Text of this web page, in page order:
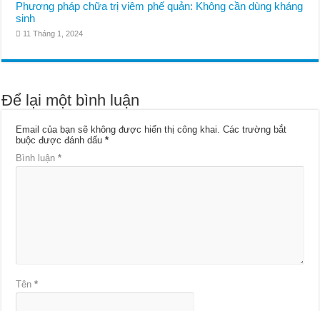
Phương pháp chữa trị viêm phế quản: Không cần dùng kháng
sinh
11 Tháng 1, 2024
Để lại một bình luận
Email của bạn sẽ không được hiển thị công khai. Các trường bắt
buộc được đánh dấu*
Bình luận*
Tên*